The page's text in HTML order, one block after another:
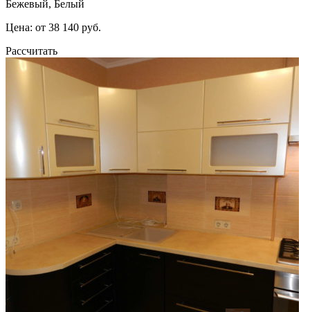
Бежевый, Белый
Цена: от 38 140 руб.
Рассчитать